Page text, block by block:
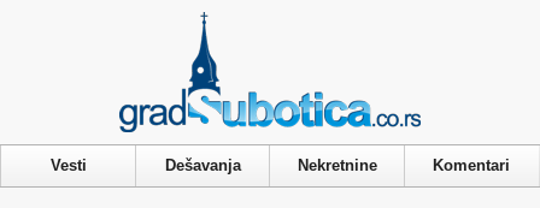
Vesti Dešavanja Nekretnine Komentari
Privacy & Cookies Policy